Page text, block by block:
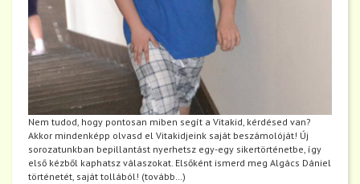
Nem tudod, hogy pontosan miben segít a Vitakid, kérdésed van?
Akkor mindenképp olvasd el Vitakidjeink saját beszámolóját! Új
sorozatunkban bepillantást nyerhetsz egy-egy sikertörténetbe, így
első kézből kaphatsz válaszokat. Elsőként ismerd meg Algács Dániel
történetét, saját tollából! (tovább…)